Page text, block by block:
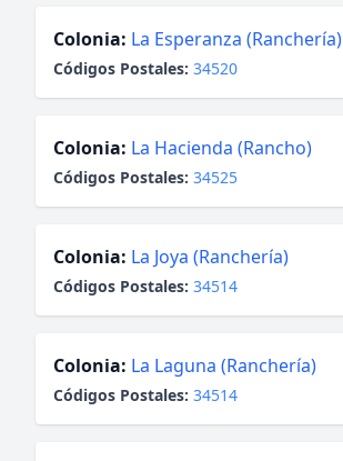
Colonia: La Esperanza (Ranchería)
Códigos Postales: 34520
Colonia: La Hacienda (Rancho)
Códigos Postales: 34525
Colonia: La Joya (Ranchería)
Códigos Postales: 34514
Colonia: La Laguna (Ranchería)
Códigos Postales: 34514